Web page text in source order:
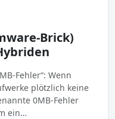
Brick)
Fehler“: Wenn
plötzlich keine
0MB-Fehler
ein…